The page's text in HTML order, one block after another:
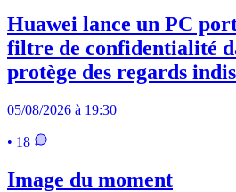
Huawei lance un PC
filtre de confidentialité
protège des regards
05/08/2026 à 19:30
• 18
Image du moment